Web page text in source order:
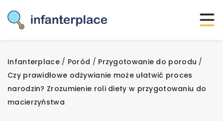
Infanterplace/ Poród / Przygotowanie do porodu /
Czy prawidłowe odżywianie może ułatwić proces
narodzin? Zrozumienie roli diety w przygotowaniu do
macierzyństwa